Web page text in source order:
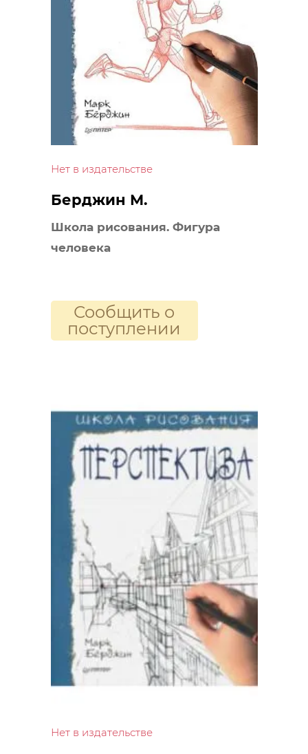
Нет в издательстве
Берджин М.
Школа рисования. Фигура
человека
Сообщить о
поступлении
Нет в издательстве